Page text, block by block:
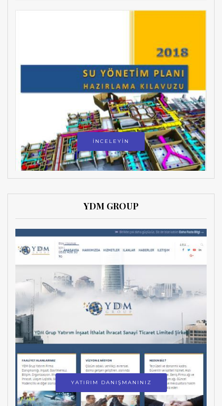
İNCELEYİN
YDM GROUP
YATIRIM DANIŞMANINIZ